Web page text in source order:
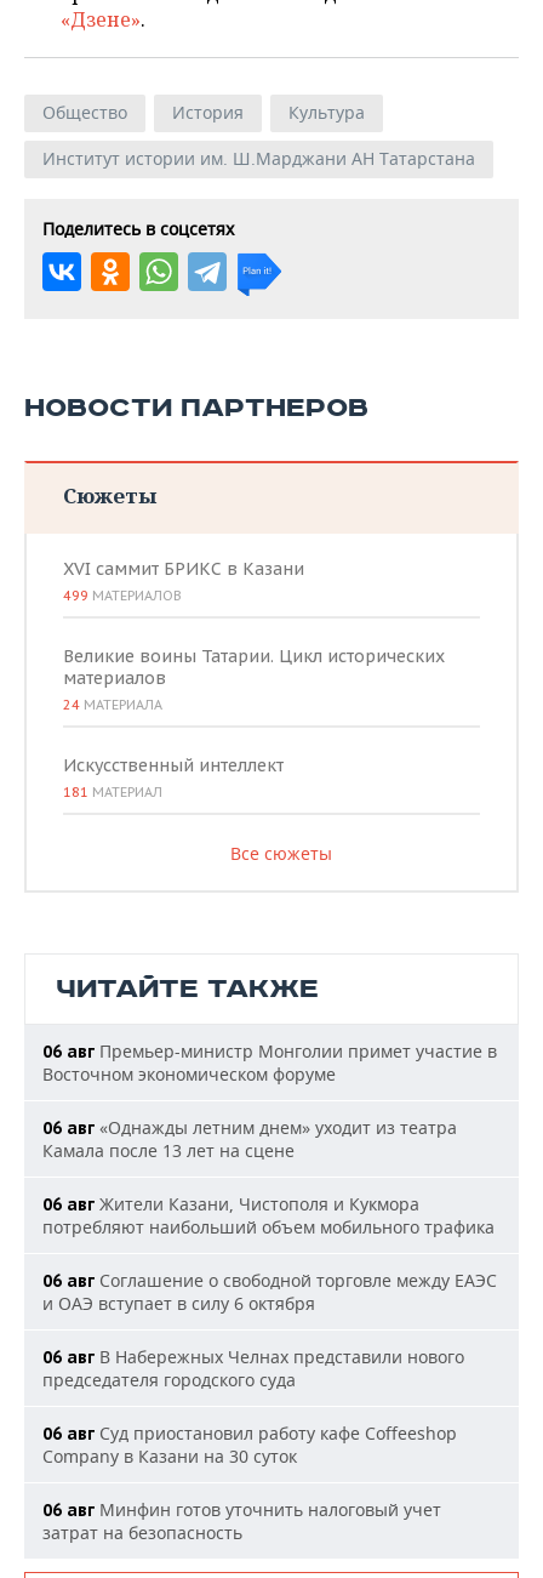
«Дзене».
Общество История
Культура
Институт истории им. Ш.Марджани АН Татарстана
Поделитесь в соцсетях
НОВОСТИ ПАРТНЕРОВ
Сюжеты
XVI саммит БРИКС в Казани
499 МАТЕРИАЛОВ
Великие воины Татарии. Цикл исторических
материалов
24 МАТЕРИАЛА
Искусственный интеллект
181 МАТЕРИАЛ
Все сюжеты
ЧИТАЙТЕ ТАКЖЕ
06 авг Премьер-министр Монголии примет участие в
Восточном экономическом форуме
06 авг «Однажды летним днем» уходит из театра
Камала после 13 лет на сцене
06 авг Жители Казани, Чистополя и Кукмора
потребляют наибольший объем мобильного трафика
06 авг Соглашение о свободной торговле между ЕАЭС
и ОАЭ вступает в силу 6 октября
06 авг В Набережных Челнах представили нового
председателя городского суда
06 авг Суд приостановил работу кафе Coffeeshop
Company в Казани на 30 суток
06 авг Минфин готов уточнить налоговый учет
затрат на безопасность